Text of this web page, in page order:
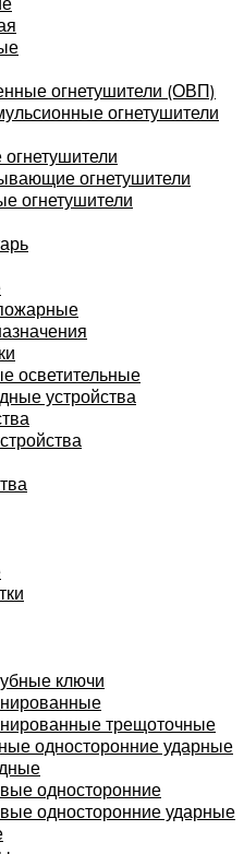
огнетушители (ОВП)
огнетушители
огнетушители
огнетушители
осветительные
устройства
ключи
трещоточные
односторонние ударные
односторонние
односторонние ударные